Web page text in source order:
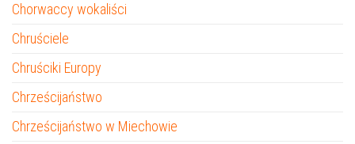
Chorwaccy wokaliści
Chruściele
Chruściki Europy
Chrześcijaństwo
Chrześcijaństwo w Miechowie